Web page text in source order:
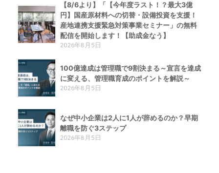
【8/6より】「【今年度ラスト！？最大3億
円】国産原材料への切替・設備投資を支援！
産地連携支援緊急対策事業セミナー」の無料
配信を開始します！【助成金なう】
2026年8月5日
100億達成は管理職で9割決まる～宣言を達成
に変える、管理職育成のポイントを解説～
2026年8月5日
なぜ中小企業は2人に1人が辞めるのか？早期
離職を防ぐ3ステップ
2026年8月5日